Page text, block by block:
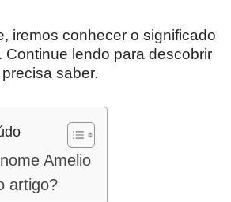
iremos conhecer o significado
Continue lendo para descobrir
saber.
Amelio
artigo?